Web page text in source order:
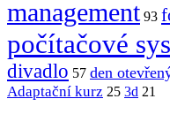
management 93
počítačové
divadlo 57 den
Adaptační kurz 25 3d 21